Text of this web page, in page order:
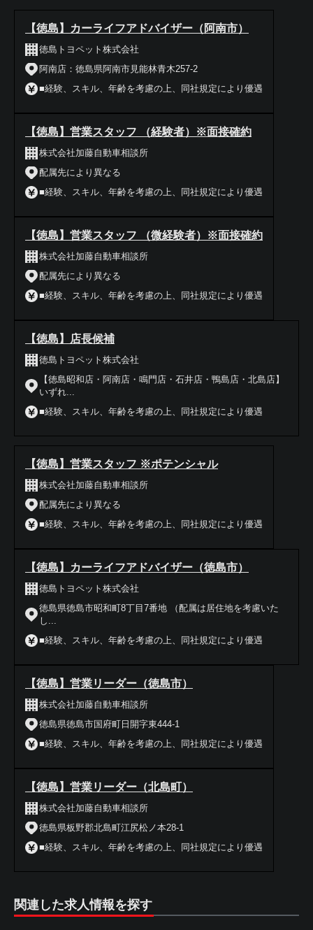
【徳島】カーライフアドバイザー（阿南市）
徳島トヨペット株式会社
阿南店：徳島県阿南市見能林青木257-2
■経験、スキル、年齢を考慮の上、同社規定により優遇
【徳島】営業スタッフ （経験者）※面接確約
株式会社加藤自動車相談所
配属先により異なる
■経験、スキル、年齢を考慮の上、同社規定により優遇
【徳島】営業スタッフ （微経験者）※面接確約
株式会社加藤自動車相談所
配属先により異なる
■経験、スキル、年齢を考慮の上、同社規定により優遇
【徳島】店長候補
徳島トヨペット株式会社
【徳島昭和店・阿南店・鳴門店・石井店・鴨島店・北島店】
いずれ...
■経験、スキル、年齢を考慮の上、同社規定により優遇
【徳島】営業スタッフ ※ポテンシャル
株式会社加藤自動車相談所
配属先により異なる
■経験、スキル、年齢を考慮の上、同社規定により優遇
【徳島】カーライフアドバイザー（徳島市）
徳島トヨペット株式会社
徳島県徳島市昭和町8丁目7番地 （配属は居住地を考慮いた
し...
■経験、スキル、年齢を考慮の上、同社規定により優遇
【徳島】営業リーダー（徳島市）
株式会社加藤自動車相談所
徳島県徳島市国府町日開字東444-1
■経験、スキル、年齢を考慮の上、同社規定により優遇
【徳島】営業リーダー（北島町）
株式会社加藤自動車相談所
徳島県板野郡北島町江尻松ノ本28-1
■経験、スキル、年齢を考慮の上、同社規定により優遇
関連した求人情報を探す